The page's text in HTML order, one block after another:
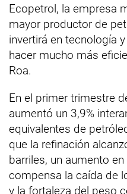
Ecopetrol, la empresa
mayor productor de
invertirá en tecnología
hacer mucho más
Roa.
En el primer trimestre
aumentó un 3,9%
equivalentes de
que la refinación
barriles, un aumento
compensa la caída de
y la fortaleza del peso